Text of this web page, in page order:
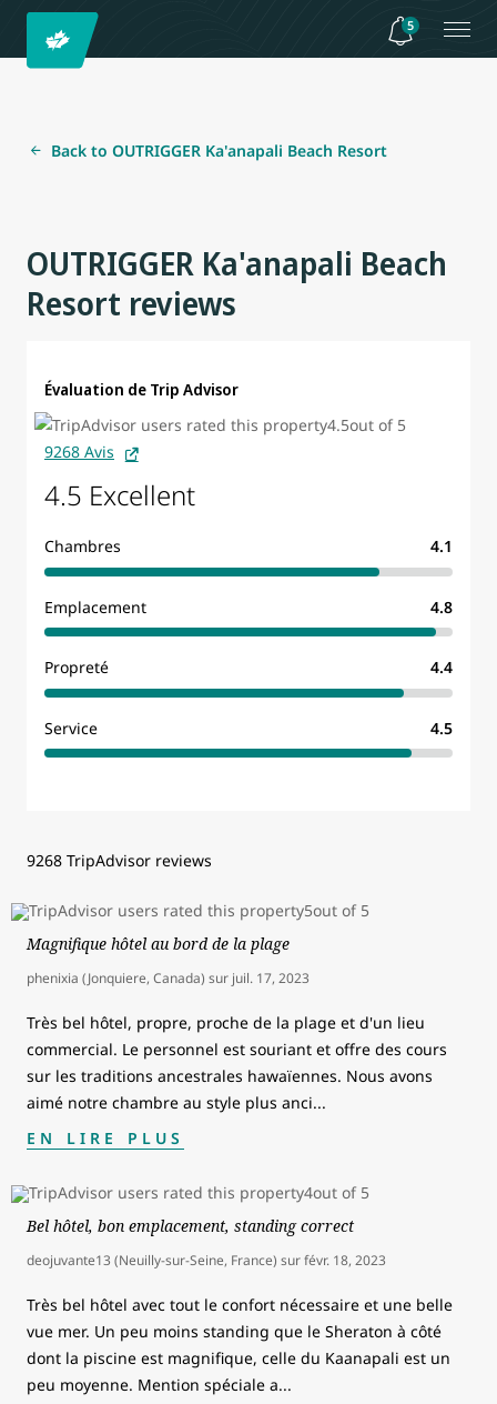
5
Back to OUTRIGGER Ka'anapali Beach Resort
OUTRIGGER Ka'anapali Beach
Resort reviews
Évaluation de Trip Advisor
9268 Avis
4.5 Excellent
Chambres 4.1
Emplacement 4.8
Propreté 4.4
Service 4.5
9268 TripAdvisor reviews
Magnifique hôtel au bord de la plage
phenixia (Jonquiere, Canada) sur juil. 17, 2023
Très bel hôtel, propre, proche de la plage et d'un lieu
commercial. Le personnel est souriant et offre des cours
sur les traditions ancestrales hawaïennes. Nous avons
aimé notre chambre au style plus anci...
EN LIRE PLUS
Bel hôtel, bon emplacement, standing correct
deojuvante13 (Neuilly-sur-Seine, France) surfévr. 18, 2023
Très bel hôtel avec tout le confort nécessaire et une belle
vue mer. Un peu moins standing que le Sheraton à côté
dont la piscine est magnifique, celle du Kaanapali est un
peu moyenne. Mention spéciale a...